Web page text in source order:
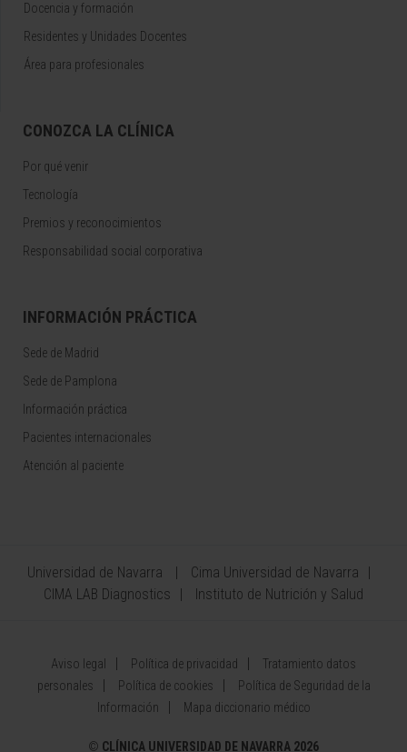
Docencia y formación
Residentes y Unidades Docentes
Área para profesionales
CONOZCA LA CLÍNICA
Por qué venir
Tecnología
Premios y reconocimientos
Responsabilidad social corporativa
INFORMACIÓN PRÁCTICA
Sede de Madrid
Sede de Pamplona
Información práctica
Pacientes internacionales
Atención al paciente
Universidad de Navarra
Cima Universidad de Navarra
CIMA LAB Diagnostics
Instituto de Nutrición y Salud
Aviso legal Política de privacidad
Tratamiento datos
personales
Política de cookies
Política de Seguridad de la
Información
Mapa diccionario médico
© CLÍNICA UNIVERSIDAD DE NAVARRA 2026